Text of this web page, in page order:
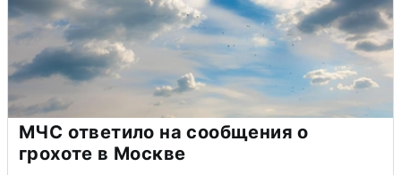
МЧС ответило на сообщения о
грохоте в Москве